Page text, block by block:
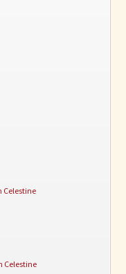
Celestine
Celestine